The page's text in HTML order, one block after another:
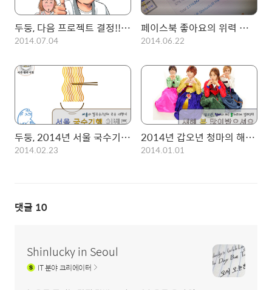
두둥, 다음 프로젝트 결정!!! 식객촌 출동
2014.07.04
페이스북 좋아요의 위력 ㄷㄷㄷ.
2014.06.22
두둥, 2014년 서울 국수기행 시작 이벤트!, 페이스북 좋아요를 누르면 기프티콘이 날라갑니다.~(진행중)
2014.02.23
2014년 갑오년 청마의 해! 새해복 많이 받으시고, 신나게 뛰어다니시길!
2014.01.01
댓글 10
Shinlucky in Seoul
IT분야 크리에이터